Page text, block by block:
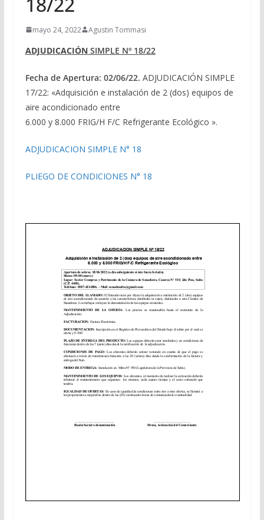
mayo 24, 2022 Agustin Tommasi
ADJUDICACIÓNSIMPLE Nº 18/22
Fecha de Apertura: 02/06/22. ADJUDICACIÓN SIMPLE
17/22: «Adquisición e instalación de 2 (dos) equipos de
aire acondicionado entre
6.000 y 8.000 FRIG/H F/C Refrigerante Ecológico ».
ADJUDICACION SIMPLE N° 18
PLIEGO DE CONDICIONES N° 18